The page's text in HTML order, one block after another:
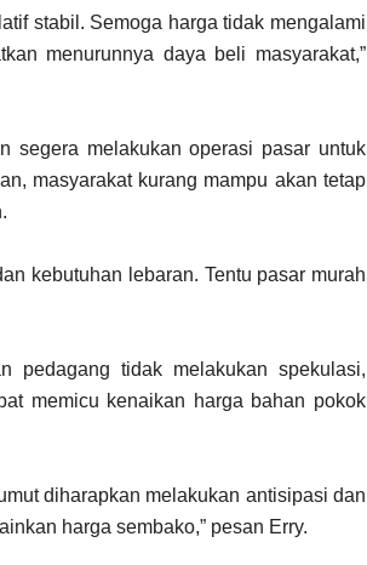
stabil. Semoga harga tidak mengalami
menurunnya daya beli masyarakat,”
segera melakukan operasi pasar untuk
masyarakat kurang mampu akan tetap
kebutuhan lebaran. Tentu pasar murah
pedagang tidak melakukan spekulasi,
memicu kenaikan harga bahan pokok
diharapkan melakukan antisipasi dan
harga sembako,” pesan Erry.